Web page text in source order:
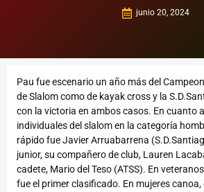
junio 20, 2024
Pau fue escenario un año más del
de Slalom como de kayak cross y la
con la victoria en ambos casos. En cuanto
individuales del slalom en la categoría
rápido fue Javier Arruabarrena
junior, su compañero de club, Lauren
cadete, Mario del Teso (ATSS). En
fue el primer clasificado. En mujeres